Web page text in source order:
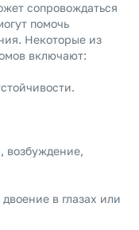
сопровождаться
помочь
Некоторые из
включают:
возбуждение,
в глазах или